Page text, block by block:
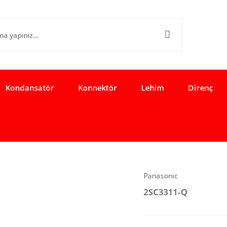
Kondansatör Konnektör Lehim Direnç
Panasonıc
2SC3311-Q